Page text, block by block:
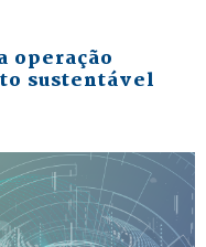
operação
sustentável